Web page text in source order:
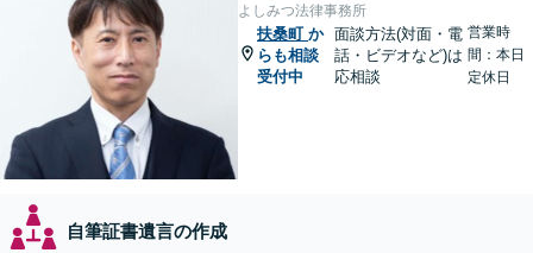
よしみつ法律事務所
扶桑町 か
らも相談
受付中
面談方法(対面・電
話・ビデオなど)は
応相談
営業時
間：本日
定休日
自筆証書遺言の作成